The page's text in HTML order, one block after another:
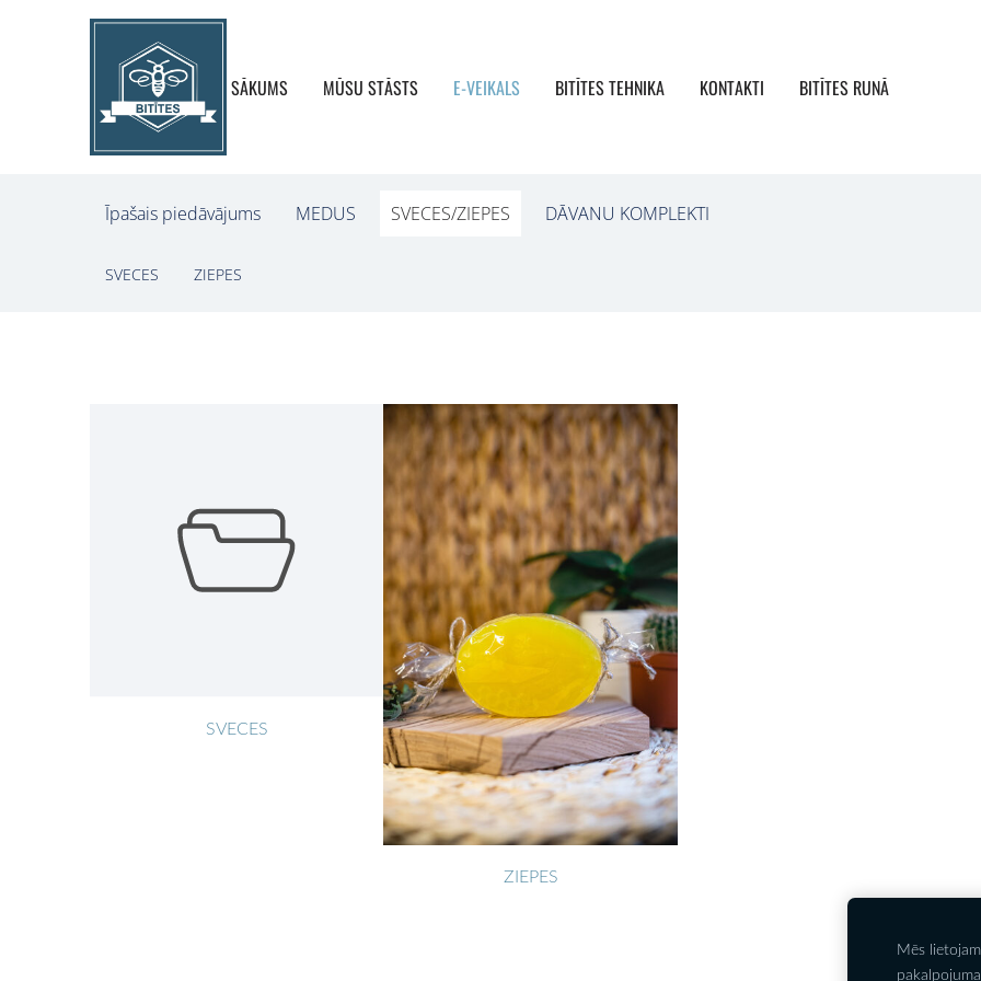
SĀKUMS MŪSU STĀSTS E-VEIKALS BITĪTES TEHNIKA KONTAKTI BITĪTES RUNĀ
Īpašais piedāvājums MEDUS SVECES/ZIEPES DĀVANU KOMPLEKTI
SVECES ZIEPES
SVECES
ZIEPES
Mēs